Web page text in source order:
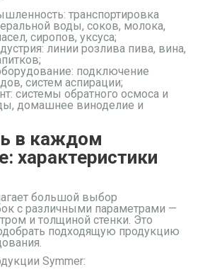
: транспортировка
воды, соков, молока,
сиропов, уксуса;
: линии розлива пива, вина,
: подключение
систем аспирации;
: системы обратного осмоса и
домашнее виноделие и
в каждом
характеристики
большой выбор
с различными параметрами —
и толщиной стенки. Это
подходящую продукцию
Symmer: